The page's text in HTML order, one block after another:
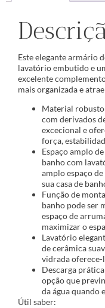
Este elegante armário
lavatório embutido e
excelente
mais organizada e
Material
com derivados
excecional e
força,
Espaço amplo
banho com
amplo espaço
sua casa de
Função de
banho pode ser
espaço de
maximizar o
Lavatório
de cerâmica
vidrada oferece-
Descarga
opção que
da água quando
Útil saber: